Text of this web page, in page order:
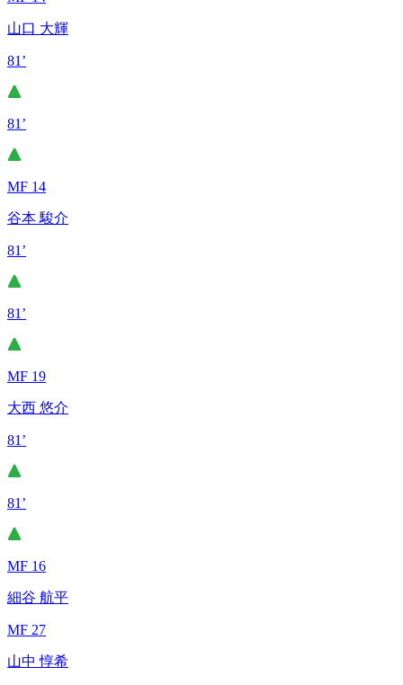
山口 大輝
81’
81’
MF 14
谷本 駿介
81’
81’
MF 19
大西 悠介
81’
81’
MF 16
細谷 航平
MF 27
山中 惇希